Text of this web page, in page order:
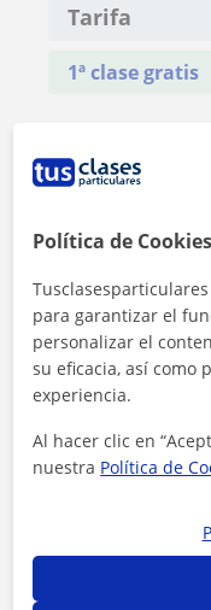
Tarifa
1ª clase gratis
Política de Cookies
para garantizar el
personalizar el
su eficacia, así como
experiencia.
Al hacer clic en
nuestra Política de